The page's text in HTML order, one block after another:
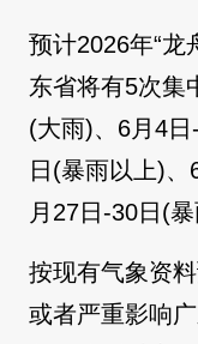
预计2026年“龙
东省将有5次集
(大雨)、6月4
日(暴雨以上)
月27日-30日(暴
按现有气象资
或者严重影响